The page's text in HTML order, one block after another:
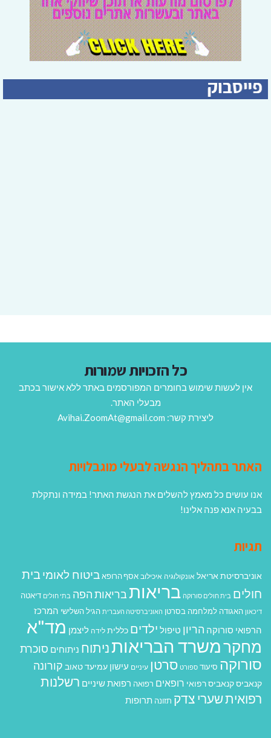
כל הזכויות שמורות
אין לעשות שימוש בחומרים המפורסמים באתר ללא אישור בכתב
מבעלי האתר.
ליצירת קשר: Avihai.ZoomAt@gmail.com
האתר בתהליך הנגשה לבעלי מוגבלויות
אנו עושים כל מאמץ להשלים את הנגשת האתר! במידה ונתקלת
בבעיה אנא פנה אלינו!
תגיות
אוניברסיטת אריאל אונקולוגיה איכילוב אסף הרופא ביטוח לאומי בית
חולים בית חולים סורוקה בריאות בריאות הפה בתי חולים דיאטה
דיכאון האגודה למלחמה בסרטן האוניברסיטה העברית הגיל השלישי המרכז
הרפואי סורוקה הריון טיפול ילדים כללית לידה ליצמן מד"א
מחקרמשרד הבריאות ניתוח ניתוחים סוכרת
סורוקה סיעוד ספורט סרטן עיניים עישון עמיעד טאוב קורונה
קנאביסקנאביס רפואי רופאים רפואה רפואת שיניים רשלנות
רפואיתשערי צדק תזונה תרופות